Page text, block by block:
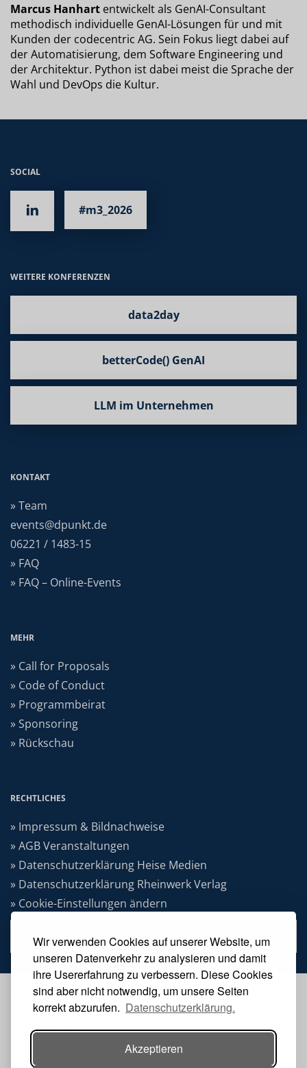
Wir verwenden Cookies auf unserer Website, um
unseren Datenverkehr zu analysieren und damit
ihre Usererfahrung zu verbessern. Diese Cookies
sind aber nicht notwendig, um unsere Seiten
korrekt abzurufen. Datenschutzerklärung.
Akzeptieren
Marcus Hanhart entwickelt als GenAI-Consultant
methodisch individuelle GenAI-Lösungen für und mit
Kunden der codecentric AG. Sein Fokus liegt dabei auf
der Automatisierung, dem Software Engineering und
der Architektur. Python ist dabei meist die Sprache der
Wahl und DevOps die Kultur.
SOCIAL
#m3_2026
WEITERE KONFERENZEN
data2day
betterCode() GenAI
LLM im Unternehmen
KONTAKT
» Team
events@dpunkt.de
06221 / 1483-15
» FAQ
» FAQ – Online-Events
MEHR
» Call for Proposals
» Code of Conduct
» Programmbeirat
» Sponsoring
» Rückschau
RECHTLICHES
» Impressum & Bildnachweise
» AGB Veranstaltungen
» Datenschutzerklärung Heise Medien
» Datenschutzerklärung Rheinwerk Verlag
» Cookie-Einstellungen ändern
» Vertrag widerrufen
VERANSTALTER